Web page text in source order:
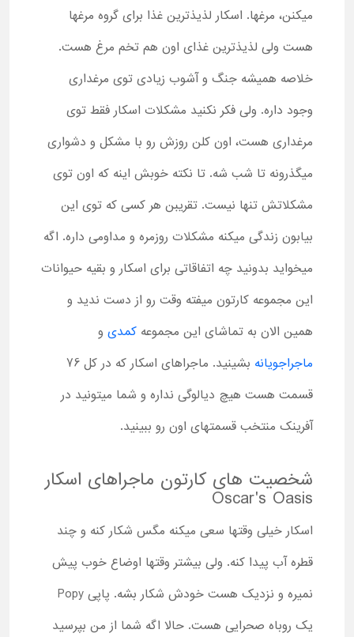
میکنن، مرغها. اسکار لذیذترین غذا برای گروه مرغها
هست ولی لذیذترین غذای اون هم تخم مرغ هست.
خلاصه همیشه جنگ و آشوب زیادی توی مرغداری
وجود داره. ولی فکر نکنید مشکلات اسکار فقط توی
مرغداری هست، اون کلن روزش رو با مشکل و دشواری
میگذرونه تا شب شه. تا نکته خوبش اینه که اون توی
مشکلاتش تنها نیست. تقریبن هر کسی که توی این
بیابون زندگی میکنه مشکلات روزمره و مداومی داره. اگه
میخواید بدونید چه اتفاقاتی برای اسکار و بقیه حیوانات
این مجموعه کارتون میفته وقت رو از دست ندید و
همین الان به تماشای این مجموعه کمدی و
ماجراجویانه
بشینید. ماجراهای اسکار که در کل 76
قسمت هست هیچ دیالوگی نداره و شما میتونید در
آفرینک منتخب قسمتهای اون رو ببینید.
شخصیت های کارتون ماجراهای اسکار
Oscar's Oasis
اسکار خیلی وقتها سعی میکنه مگس شکار کنه و چند
قطره آب پیدا کنه. ولی بیشتر وقتها اوضاع خوب پیش
نمیره و نزدیک هست خودش شکار بشه. پاپی Popy
یک روباه صحرایی هست. حالا اگه شما از من بپرسید